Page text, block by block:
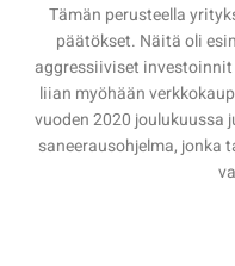
Tämän perusteella
päätökset. Näitä oli
aggressiiviset
liian myöhään
vuoden 2020 joulukuussa
saneerausohjelma, jonka